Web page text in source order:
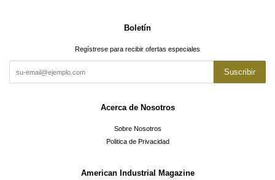
Boletín
Regístrese para recibir ofertas especiales
Suscribir
Acerca de Nosotros
Sobre Nosotros
Politica de Privacidad
American Industrial Magazine